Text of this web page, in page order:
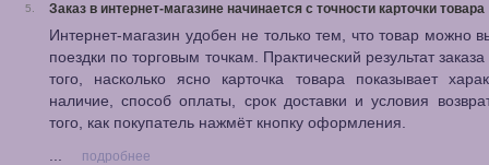
5. Заказ в интернет-магазине начинается с точности карточки товара
Интернет-магазин удобен не только тем, что товар можно
поездки по торговым точкам. Практический результат заказа
того, насколько ясно карточка товара показывает
наличие, способ оплаты, срок доставки и условия
того, как покупатель нажмёт кнопку оформления.
...
подробнее